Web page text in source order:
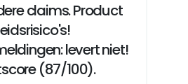
claims. Product
levert niet!
(87/100).